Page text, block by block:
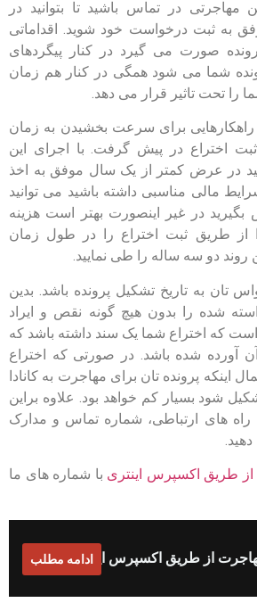
در تماس باشید تا بتوانید در
به ثبت درخواست خود شوید. اقداماتی
صورت می گیرد در کنار پیگردهای
شما می شود همگی در کنار هم زمان
را تحت تاثیر قرار می دهد.
راهکارهایی برای سرعت بخشیدن به زمان
اختراع در پیش گرفت. با اجرای این
در عرض کمتر از یک سال موفق به اخذ
مالی مناسبی داشته باشید می توانید
بگیرید در غیر اینصورت بهتر است هزینه
از طریق ثبت اختراع را در طول زمان
روند دو سه ساله را طی نمایید.
تان به تاریخ تشکیل پرونده باشد. بدین
شده را بدون هیچ گونه نقص و ایراد
که اختراع شما یک سند داشته باشد که
آورده شده باشد. در صورتی که اختراع
اینکه پرونده تان برای مهاجرت به کانادا
شود بسیار کم خواهد بود. علاوه براین
راه های ارتباطی، شماره تماس و مدارک
طریق اکسپرس اینتری با شماره های ما
ادامه مطلب